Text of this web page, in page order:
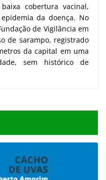
cobertura vacinal,
da doença. No
de Vigilância em
de sarampo, registrado
da capital em uma
sem histórico de